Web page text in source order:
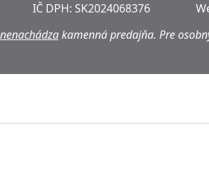
IČ DPH: SK2024068376
nenachádzakamenná predajňa. Pre